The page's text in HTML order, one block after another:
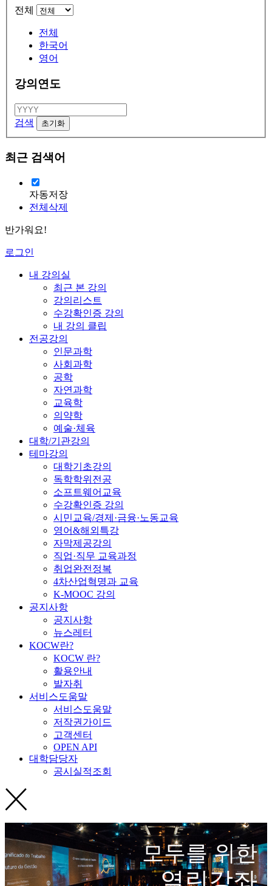
전체
전체
한국어
영어
강의연도
검색
최근 검색어
자동저장
전체삭제
반가워요!
로그인
내 강의실
최근 본 강의
강의리스트
수강확인증 강의
내 강의 클립
전공강의
인문과학
사회과학
공학
자연과학
교육학
의약학
예술·체육
대학/기관강의
테마강의
대학기초강의
독학학위전공
소프트웨어교육
수강확인증 강의
시민교육/경제·금융·노동교육
영어&해외특강
자막제공강의
직업·직무 교육과정
취업완전정복
4차산업혁명과 교육
K-MOOC 강의
공지사항
공지사항
뉴스레터
KOCW란?
KOCW 란?
활용안내
발자취
서비스도움말
서비스도움말
저작권가이드
고객센터
OPEN API
대학담당자
공시실적조회
모두를 위한